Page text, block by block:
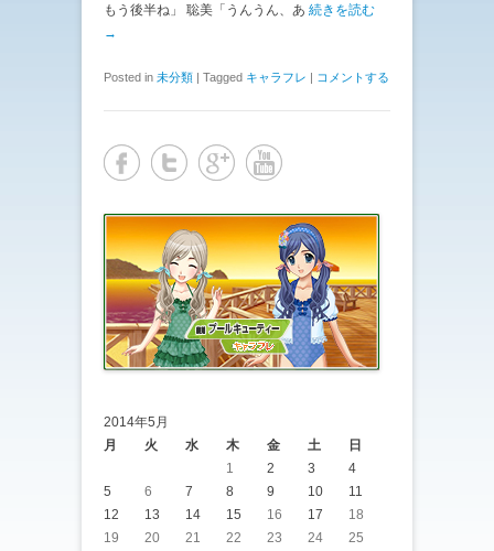
もう後半ね」 聡美「うんうん、あ 続きを読む
→
Posted in 未分類 | Tagged キャラフレ | コメントする
2014年5月
月
火 水 木 金 土
日
1
2 3
4
5
6 7 8 9 10
11
12
13 14 15 16 17
18
19
20 21 22 23 24
25